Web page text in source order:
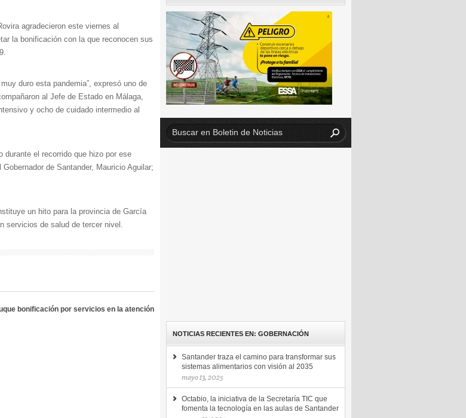
agradecieron este viernes al
la bonificación con la que reconocen sus
duro esta pandemia”, expresó uno de
al Jefe de Estado en Málaga,
y ocho de cuidado intermedio al
durante el recorrido que hizo por ese
de Santander, Mauricio Aguilar;
un hito para la provincia de García
servicios de salud de tercer nivel.
bonificación por servicios en la atención
NOTICIAS RECIENTES EN: GOBERNACIÓN
Santander traza el camino para transformar sus
sistemas alimentarios con visión al 2035
mayo 13, 2025
Octabio, la iniciativa de la Secretaría TIC que
fomenta la tecnología en las aulas de Santander